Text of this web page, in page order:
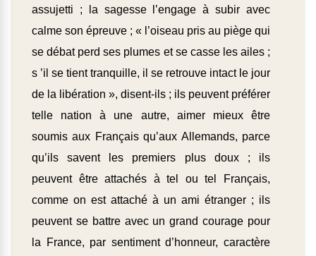
assujetti ; la sagesse l’engage à subir avec
calme son épreuve ; « l’oiseau pris au piège qui
se débat perd ses plumes et se casse les ailes ;
s ’il se tient tranquille, il se retrouve intact le jour
de la libération », disent-ils ; ils peuvent préférer
telle nation à une autre, aimer mieux être
soumis aux Français qu’aux Allemands, parce
qu’ils savent les premiers plus doux ; ils
peuvent être attachés à tel ou tel Français,
comme on est attaché à un ami étranger ; ils
peuvent se battre avec un grand courage pour
la France, par sentiment d’honneur, caractère